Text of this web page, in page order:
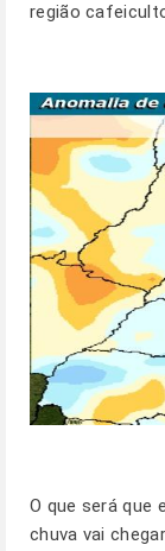
região
O que será que
chuva vai